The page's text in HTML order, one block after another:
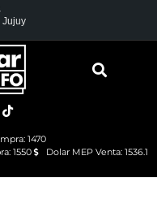
Jujuy
1470
1550
Dolar MEP Venta: 1536.1